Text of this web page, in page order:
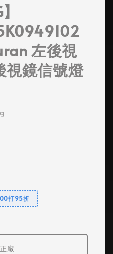
左後視
視鏡信號燈
打95折
廠